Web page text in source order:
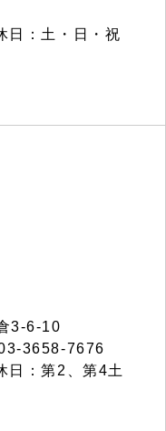
日：土・日・祝
3-6-10
3658-7676
日：第2、第4土